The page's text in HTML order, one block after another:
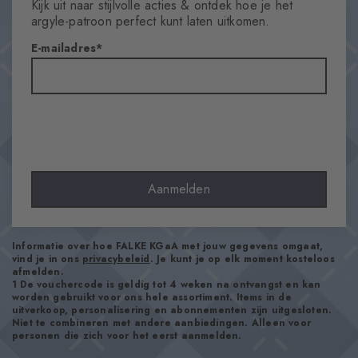
Doorzichtigheid
Materiaal
Look
Draagcomfort
Soort boord
côtelé
Padding
Geen
Zool
Normaal
Kijk uit naar stijlvolle acties & ontdek hoe je het
argyle-patroon perfect kunt laten uitkomen.
E-mailadres
Aanmelden
Informatie over hoe FALKE KGaA met jouw gegevens omgaat,
vind je in ons privacybeleid. Je kunt je op elk moment kosteloos
afmelden.
1 De vouchercode is geldig tot 4 weken na ontvangst en kan
worden gebruikt voor ons hele assortiment. Items in de
uitverkoop, personalisering en abonnementen zijn uitgesloten.
Niet te combineren met andere aanbiedingen. Alleen voor
personen die zich voor het eerst aanmelden.